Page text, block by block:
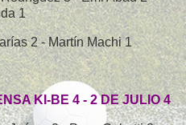
1
2 - Martín Machi 1
KI-BE 4 - 2 DE JULIO 4